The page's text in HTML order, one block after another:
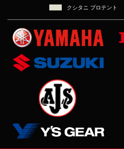
クシタニ プロテント